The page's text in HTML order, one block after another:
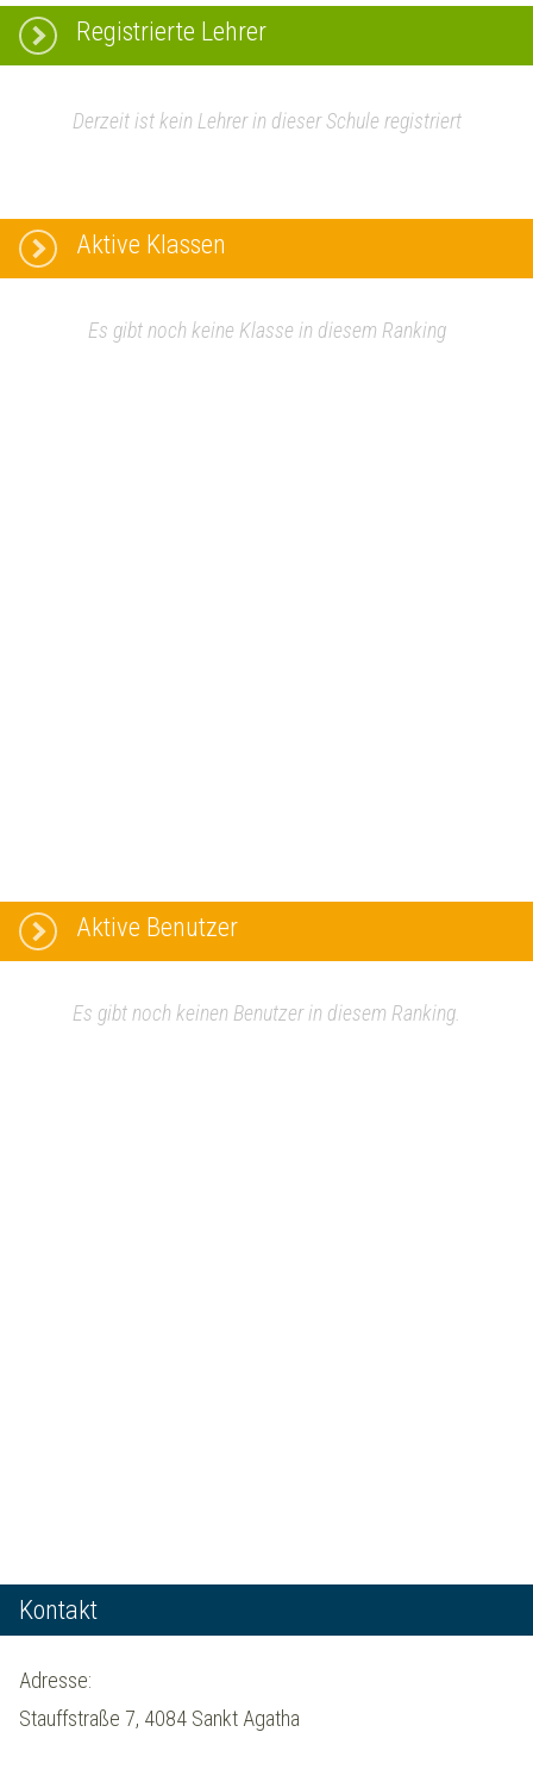
Registrierte Lehrer
Derzeit ist kein Lehrer in dieser Schule registriert
Aktive Klassen
Es gibt noch keine Klasse in diesem Ranking
Aktive Benutzer
Es gibt noch keinen Benutzer in diesem Ranking.
Kontakt
Adresse:
Stauffstraße 7, 4084 Sankt Agatha